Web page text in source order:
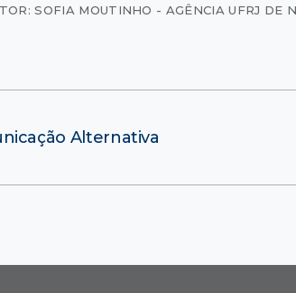
SOFIA MOUTINHO - AGÊNCIA UFRJ DE
Alternativa